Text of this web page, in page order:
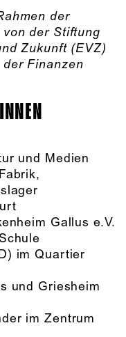
der
der Stiftung
Zukunft (EVZ)
Finanzen
und Medien
Gallus e.V.
im Quartier
und Griesheim
im Zentrum